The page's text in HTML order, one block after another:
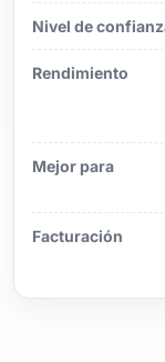
Nivel de
Rendimiento
Mejor para
Facturación